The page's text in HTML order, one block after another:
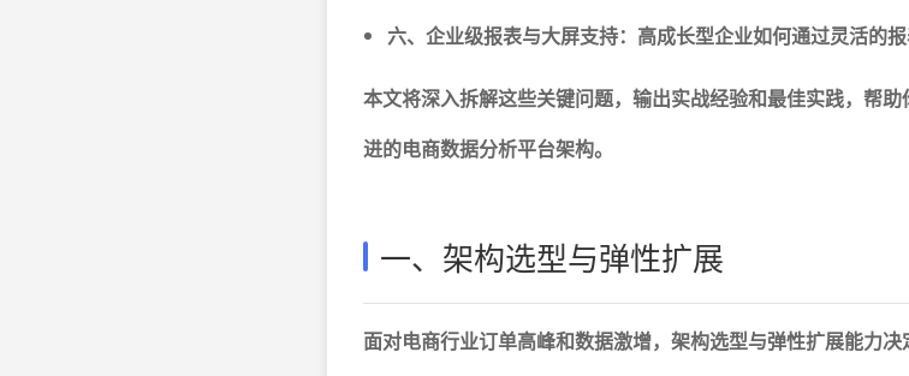
六、企业级报表与大屏支持：高成长型企业如何通过灵活的报
本文将深入拆解这些关键问题，输出实战经验和最佳实践，帮
进的电商数据分析平台架构。
一、架构选型与弹性扩展
面对电商行业订单高峰和数据激增，架构选型与弹性扩展能力